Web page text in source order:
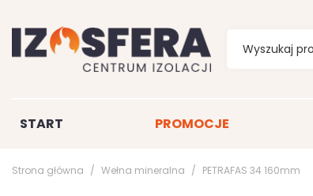
START PROMOCJE
Strona główna Wełna mineralna PETRAFAS 34 160mm